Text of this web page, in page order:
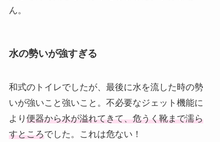
ん。
水の勢いが強すぎる
和式のトイレでしたが、最後に水を流した時の勢
いが強いこと強いこと。不必要なジェット機能に
より 便器から水が溢れてきて、危うく靴まで濡ら
すところでした。これは危ない！